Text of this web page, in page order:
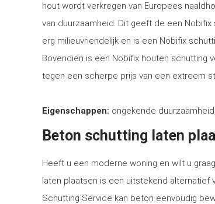
hout wordt verkregen van Europees
van duurzaamheid. Dit geeft de een
erg milieuvriendelijk en is een Nobifix
Bovendien is een Nobifix houten schutting
tegen een scherpe prijs van een extreem
Eigenschappen: ongekende
Beton schutting laten
Heeft u een moderne woning en wilt u
laten plaatsen is een uitstekend
Schutting Service kan beton eenvoudig